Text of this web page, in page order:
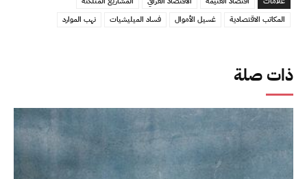
ذات صلة
المكاتب الاقتصادية
غسيل الأموال فساد الميليشيات نهب الموارد